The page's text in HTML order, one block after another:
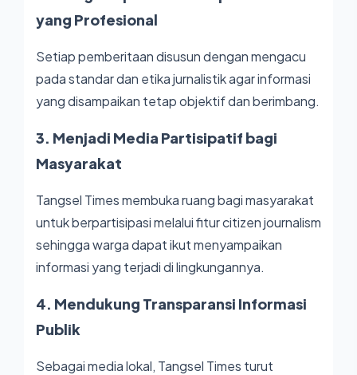
yang Profesional
Setiap pemberitaan disusun dengan mengacu
pada standar dan etika jurnalistik agar informasi
yang disampaikan tetap objektif dan berimbang.
3. Menjadi Media Partisipatif bagi
Masyarakat
Tangsel Times membuka ruang bagi masyarakat
untuk berpartisipasi melalui fitur citizen journalism
sehingga warga dapat ikut menyampaikan
informasi yang terjadi di lingkungannya.
4. Mendukung Transparansi Informasi
Publik
Sebagai media lokal, Tangsel Times turut